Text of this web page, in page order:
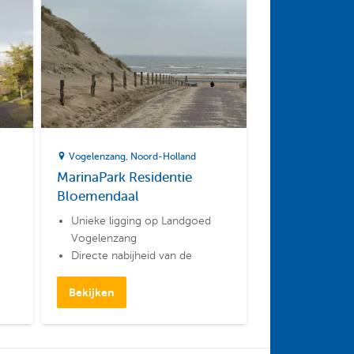
Vogelenzang Noord-Holland
MarinaPark Residentie
Bloemendaal
Unieke ligging op Landgoed
Vogelenzang
Directe nabijheid van de
Waterleidingduinen
Centraal in de Bollenstreek en
nabij topsteden
Bekijken